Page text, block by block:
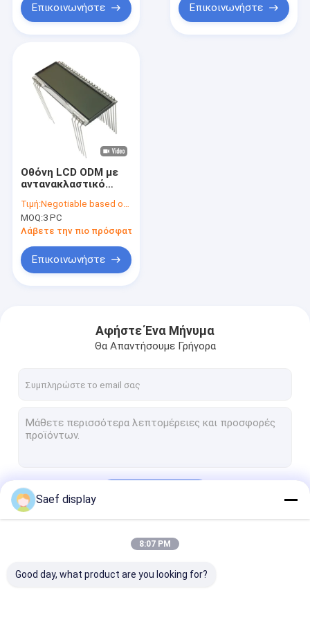
Επικοινωνήστε Επικοινωνήστε
Οθόνη LCD ODM με
αντανακλαστικό
FSTN Αλφαριθμητική
οθόνη LCD μετρητή
Τιμή:Negotiable based on order lot quantity
MOQ:3 PC
Λάβετε την πιο πρόσφατη τιμή
Επικοινωνήστε
Αφήστε Ένα Μήνυμα
Θα Απαντήσουμε Γρήγορα
Saef display
8:07 PM
Good day, what product are you looking for?